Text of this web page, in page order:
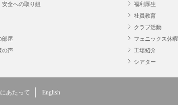
安全への取り組
部屋
の声
福利厚生
社員教育
クラブ活動
フェニックス休暇
工場紹介
シアター
あたって English